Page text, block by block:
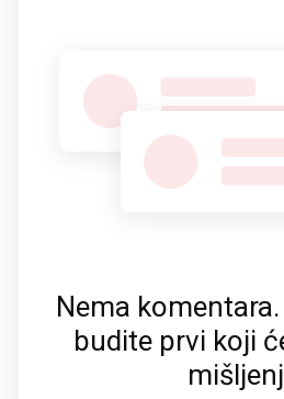
Nema
budite prvi koji